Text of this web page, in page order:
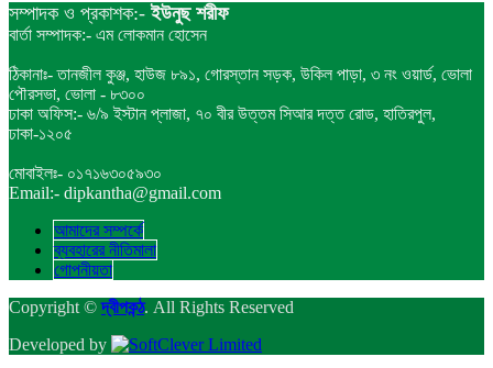
সম্পাদক ও প্রকাশক:-ইউনুছ শরীফ
বার্তা সম্পাদক:- এম লোকমান হোসেন
ঠিকানাঃ- তানজীল কুঞ্জ, হাউজ ৮৯১, গোরস্তান সড়ক, উকিল পাড়া, ৩ নং ওয়ার্ড, ভোলা
পৌরসভা, ভোলা - ৮৩০০
ঢাকা অফিস:- ৬/৯ ইস্টান প্লাজা, ৭০ বীর উত্তম সিআর দত্ত রোড, হাতিরপুল,
ঢাকা-১২০৫
মোবাইলঃ- ০১৭১৬৩০৫৯৩০
Email:- dipkantha@gmail.com
আমাদের সম্পর্কে
ব্যবহারের নীতিমালা
গোপনীয়তা
Copyright ©দ্বীপকন্ঠ. All Rights Reserved
Developed by